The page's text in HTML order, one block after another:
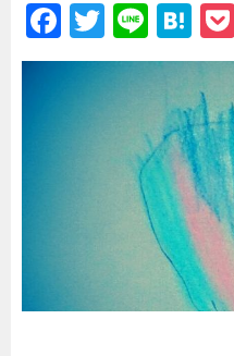
F
a
c
e
T
wi
tt
er
Li
n
e
H
at
e
n
a